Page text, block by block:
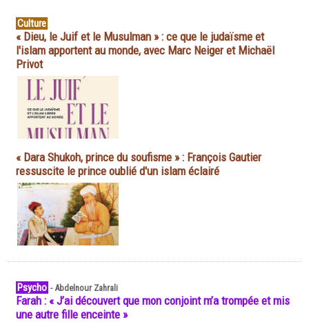
Culture
« Dieu, le Juif et le Musulman » : ce que le judaïsme et
l'islam apportent au monde, avec Marc Neiger et Michaël
Privot
« Dara Shukoh, prince du soufisme » : François Gautier
ressuscite le prince oublié d'un islam éclairé
Psycho -Abdelnour Zahrali
Farah : « J’ai découvert que mon conjoint m’a trompée et mis
une autre fille enceinte »